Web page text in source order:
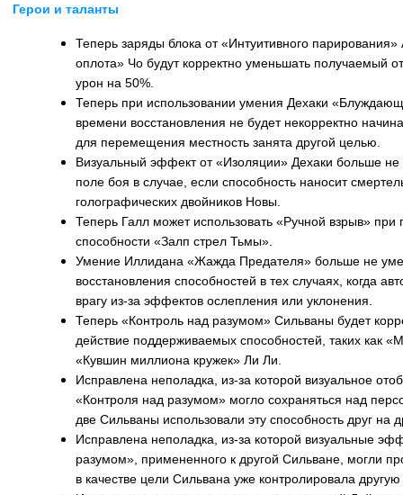
Герои и таланты
Теперь заряды блока от «Интуитивного
оплота» Чо будут корректно уменьшать получаемый
урон на 50%.
Теперь при использовании умения Дехаки
времени восстановления не будет некорректно
для перемещения местность занята другой целью.
Визуальный эффект от «Изоляции» Дехаки больше не
поле боя в случае, если способность наносит
голографических двойников Новы.
Теперь Галл может использовать «Ручной взрыв» при
способности «Залп стрел Тьмы».
Умение Иллидана «Жажда Предателя» больше не
восстановления способностей в тех случаях, когда
врагу из-за эффектов ослепления или уклонения.
Теперь «Контроль над разумом» Сильваны будет
действие поддерживаемых способностей, таких как
«Кувшин миллиона кружек» Ли Ли.
Исправлена неполадка, из-за которой визуальное
«Контроля над разумом» могло сохраняться над
две Сильваны использовали эту способность друг на
Исправлена неполадка, из-за которой визуальные
разумом», примененного к другой Сильване, могли
в качестве цели Сильвана уже контролировала